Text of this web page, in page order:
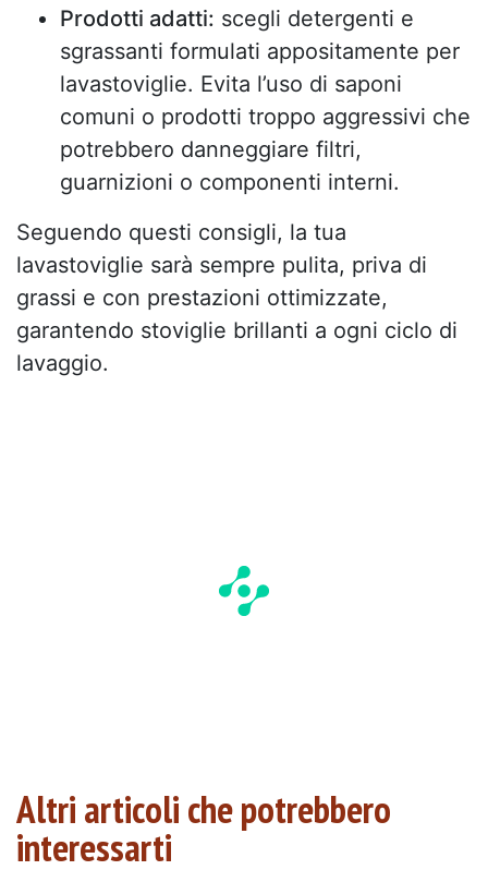
Prodotti adatti: scegli detergenti e
sgrassanti formulati appositamente per
lavastoviglie. Evita l’uso di saponi
comuni o prodotti troppo aggressivi che
potrebbero danneggiare filtri,
guarnizioni o componenti interni.
Seguendo questi consigli, la tua
lavastoviglie sarà sempre pulita, priva di
grassi e con prestazioni ottimizzate,
garantendo stoviglie brillanti a ogni ciclo di
lavaggio.
Altri articoli che potrebbero
interessarti